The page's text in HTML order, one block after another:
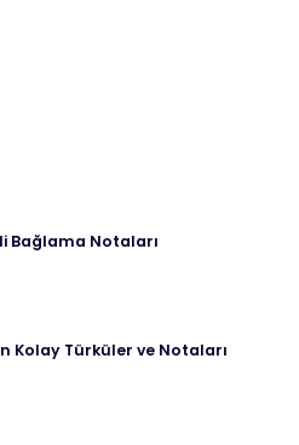
Bağlama Notaları
Kolay Türküler ve Notaları